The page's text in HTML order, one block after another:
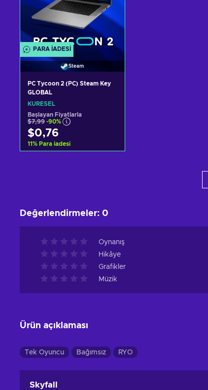
PARA IADESI
Steam
PC Tycoon 2 (PC) Steam Key
GLOBAL
KÜRESEL
Başlayan Fiyatlarla
$7,99 -90%
$0,76
11% Para iadesi
Değerlendirmeler: 0
Oynanış
Hikâye
Grafikler
Müzik
Ürün açıklaması
Tek Oyuncu Bağımsız RYO
Skyfall